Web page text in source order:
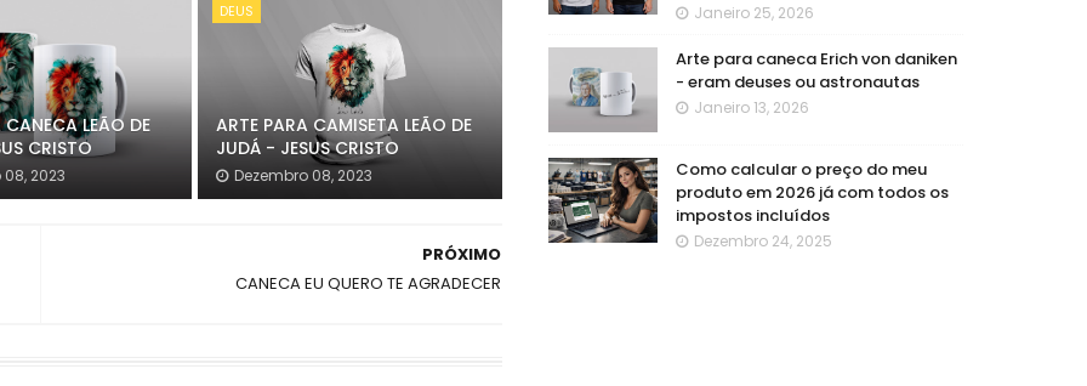
CANECA LEÃO DE
CRISTO
2023
DEUS
ARTE PARA CAMISETA LEÃO DE
JUDÁ - JESUS CRISTO
Dezembro 08, 2023
PRÓXIMO
CANECA EU QUERO TE AGRADECER
Janeiro 25, 2026
Arte para caneca Erich von daniken
- eram deuses ou astronautas
Janeiro 13, 2026
Como calcular o preço do meu
produto em 2026 já com todos os
impostos incluídos
Dezembro 24, 2025